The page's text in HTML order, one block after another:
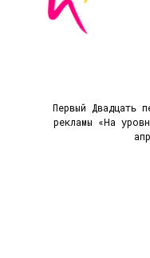
Первый Двадцать
рекламы «На